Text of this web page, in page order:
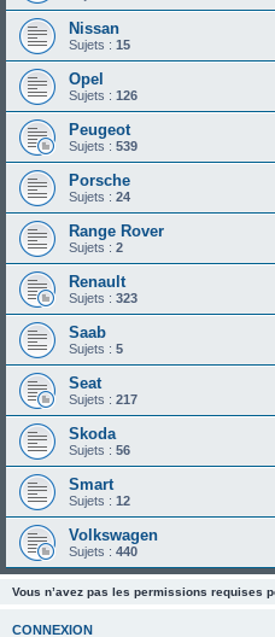
Nissan
Sujets : 15
Opel
Sujets : 126
Peugeot
Sujets : 539
Porsche
Sujets : 24
Range Rover
Sujets : 2
Renault
Sujets : 323
Saab
Sujets : 5
Seat
Sujets : 217
Skoda
Sujets : 56
Smart
Sujets : 12
Volkswagen
Sujets : 440
Vous n’avez pas les permissions requises
CONNEXION